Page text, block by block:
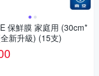
保鮮膜 家庭用 (30cm*
新升級) (15支)